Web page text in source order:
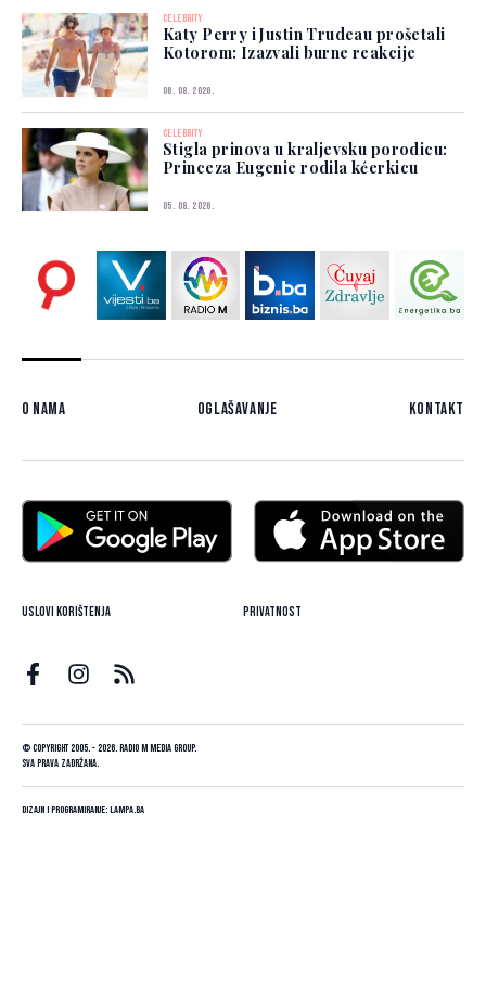
CELEBRITY
Katy Perry i Justin Trudeau prošetali
Kotorom: Izazvali burne reakcije
06. 08. 2026.
CELEBRITY
Stigla prinova u kraljevsku porodicu:
Princeza Eugenie rodila kćerkicu
05. 08. 2026.
O nama Oglašavanje Kontakt
Uslovi korištenja Privatnost
© Copyright 2005. - 2026. Radio M Media Group.
Sva prava zadržana.
Dizajn i programiranje:Lampa.ba